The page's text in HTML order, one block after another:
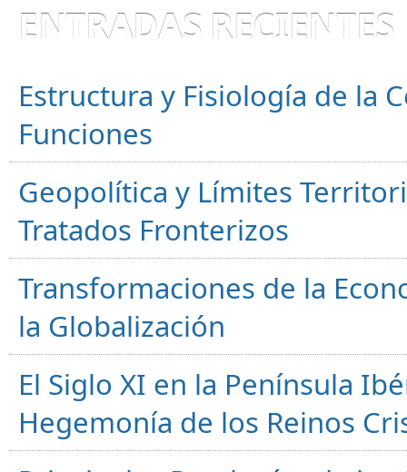
ENTRADAS RECIENTES
Estructura y Fisiología de la
Funciones
Geopolítica y Límites
Tratados Fronterizos
Transformaciones de la
la Globalización
El Siglo XI en la Península
Hegemonía de los Reinos